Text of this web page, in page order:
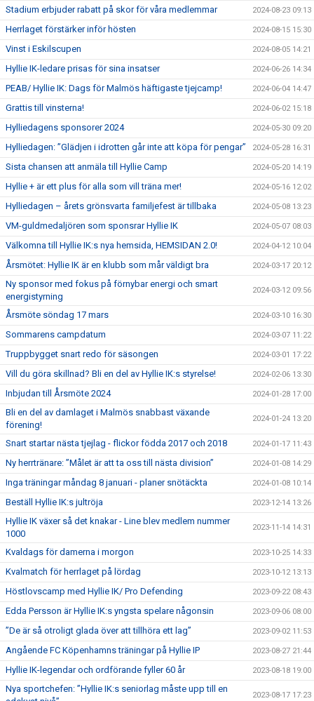
Stadium erbjuder rabatt på skor för våra medlemmar 2024-08-23 09:13
Herrlaget förstärker inför hösten 2024-08-15 15:30
Vinst i Eskilscupen 2024-08-05 14:21
Hyllie IK-ledare prisas för sina insatser 2024-06-26 14:34
PEAB/ Hyllie IK: Dags för Malmös häftigaste tjejcamp! 2024-06-04 14:47
Grattis till vinsterna! 2024-06-02 15:18
Hylliedagens sponsorer 2024 2024-05-30 09:20
Hylliedagen: ”Glädjen i idrotten går inte att köpa för pengar” 2024-05-28 16:31
Sista chansen att anmäla till Hyllie Camp 2024-05-20 14:19
Hyllie + är ett plus för alla som vill träna mer! 2024-05-16 12:02
Hylliedagen – årets grönsvarta familjefest är tillbaka 2024-05-08 13:23
VM-guldmedaljören som sponsrar Hyllie IK 2024-05-07 08:03
Välkomna till Hyllie IK:s nya hemsida, HEMSIDAN 2.0! 2024-04-12 10:04
Årsmötet: Hyllie IK är en klubb som mår väldigt bra 2024-03-17 20:12
Ny sponsor med fokus på förnybar energi och smart
energistyrning
2024-03-12 09:56
Årsmöte söndag 17 mars 2024-03-10 16:30
Sommarens campdatum 2024-03-07 11:22
Truppbygget snart redo för säsongen 2024-03-01 17:22
Vill du göra skillnad? Bli en del av Hyllie IK:s styrelse! 2024-02-06 13:30
Inbjudan till Årsmöte 2024 2024-01-28 17:00
Bli en del av damlaget i Malmös snabbast växande
förening!
2024-01-24 13:20
Snart startar nästa tjejlag - flickor födda 2017 och 2018 2024-01-17 11:43
Ny herrtränare: ”Målet är att ta oss till nästa division” 2024-01-08 14:29
Inga träningar måndag 8 januari - planer snötäckta 2024-01-08 10:14
Beställ Hyllie IK:s jultröja 2023-12-14 13:26
Hyllie IK växer så det knakar - Line blev medlem nummer
1000
2023-11-14 14:31
Kvaldags för damerna i morgon 2023-10-25 14:33
Kvalmatch för herrlaget på lördag 2023-10-12 13:13
Höstlovscamp med Hyllie IK/ Pro Defending 2023-09-22 08:43
Edda Persson är Hyllie IK:s yngsta spelare någonsin 2023-09-06 08:00
”De är så otroligt glada över att tillhöra ett lag” 2023-09-02 11:53
Angående FC Köpenhamns träningar på Hyllie IP 2023-08-27 21:44
Hyllie IK-legendar och ordförande fyller 60 år 2023-08-18 19:00
Nya sportchefen: ”Hyllie IK:s seniorlag måste upp till en
2023-08-17 17:23